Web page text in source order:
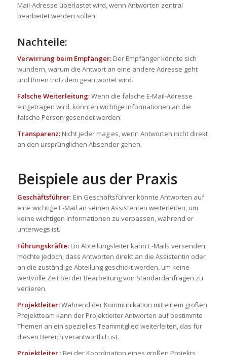
Mail-Adresse überlastet wird, wenn Antworten zentral
bearbeitet werden sollen.
Nachteile:
Verwirrung beim Empfänger:Der Empfänger könnte sich
wundern, warum die Antwort an eine andere Adresse geht
und Ihnen trotzdem geantwortet wird.
Falsche Weiterleitung:Wenn die falsche E-Mail-Adresse
eingetragen wird, könnten wichtige Informationen an die
falsche Person gesendet werden.
Transparenz:Nicht jeder mag es, wenn Antworten nicht direkt
an den ursprünglichen Absender gehen.
Beispiele aus der Praxis
Geschäftsführer: Ein Geschäftsführer könnte Antworten auf
eine wichtige E-Mail an seinen Assistenten weiterleiten, um
keine wichtigen Informationen zu verpassen, während er
unterwegs ist.
Führungskräfte:Ein Abteilungsleiter kann E-Mails versenden,
möchte jedoch, dass Antworten direkt an die Assistentin oder
an die zuständige Abteilung geschickt werden, um keine
wertvolle Zeit bei der Bearbeitung von Standardanfragen zu
verlieren.
Projektleiter:Während der Kommunikation mit einem großen
Projektteam kann der Projektleiter Antworten auf bestimmte
Themen an ein spezielles Teammitglied weiterleiten, das für
diesen Bereich verantwortlich ist.
Projektleiter: Bei der Koordination eines großen Projekts